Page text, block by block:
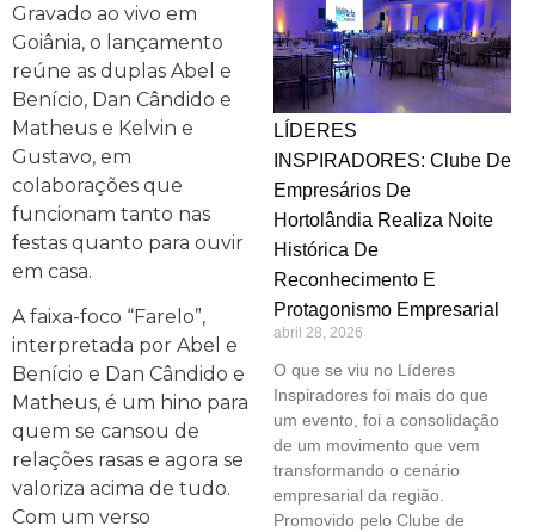
Gravado ao vivo em
Goiânia, o lançamento
reúne as duplas Abel e
Benício, Dan Cândido e
Matheus e Kelvin e
Gustavo, em
colaborações que
funcionam tanto nas
festas quanto para ouvir
em casa.
A faixa-foco “Farelo”,
interpretada por Abel e
Benício e Dan Cândido e
Matheus, é um hino para
quem se cansou de
relações rasas e agora se
valoriza acima de tudo.
Com um verso
LÍDERES
INSPIRADORES: Clube De
Empresários De
Hortolândia Realiza Noite
Histórica De
Reconhecimento E
Protagonismo Empresarial
abril 28, 2026
O que se viu no Líderes
Inspiradores foi mais do que
um evento, foi a consolidação
de um movimento que vem
transformando o cenário
empresarial da região.
Promovido pelo Clube de